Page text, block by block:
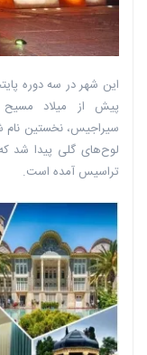
پیش از میلاد مسیح
لوح‌های گلی پیدا شد
تراسیس آمده است.